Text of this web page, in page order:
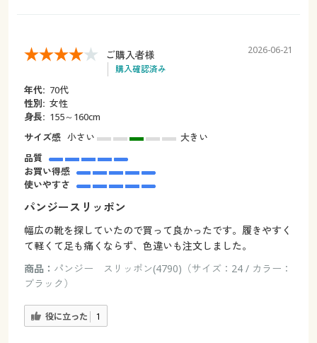
ご購入者様
購入確認済み
2026-06-21
年代: 70代
性別: 女性
身長: 155～160cm
サイズ感 小さい
大きい
品質
お買い得感
使いやすさ
パンジースリッポン
幅広の靴を探していたので買って良かったです。履きやすく
て軽くて足も痛くならず、色違いも注文しました。
商品： パンジー スリッポン(4790)（サイズ：24 / カラー：
ブラック）
役に立った 1